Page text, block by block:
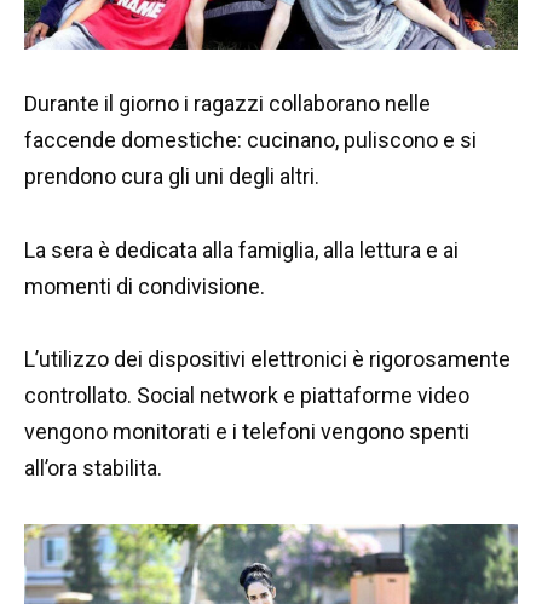
Durante il giorno i ragazzi collaborano nelle
faccende domestiche: cucinano, puliscono e si
prendono cura gli uni degli altri.
La sera è dedicata alla famiglia, alla lettura e ai
momenti di condivisione.
L’utilizzo dei dispositivi elettronici è rigorosamente
controllato. Social network e piattaforme video
vengono monitorati e i telefoni vengono spenti
all’ora stabilita.